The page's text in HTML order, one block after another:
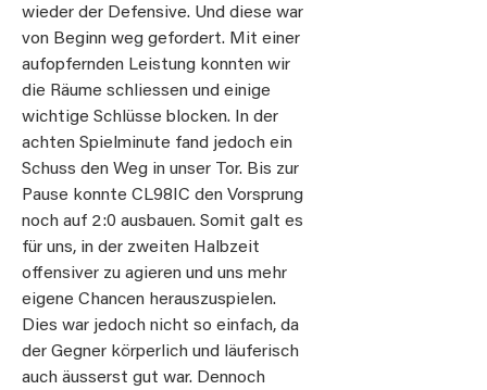
wieder der Defensive. Und diese war
von Beginn weg gefordert. Mit einer
aufopfernden Leistung konnten wir
die Räume schliessen und einige
wichtige Schlüsse blocken. In der
achten Spielminute fand jedoch ein
Schuss den Weg in unser Tor. Bis zur
Pause konnte CL98IC den Vorsprung
noch auf 2:0 ausbauen. Somit galt es
für uns, in der zweiten Halbzeit
offensiver zu agieren und uns mehr
eigene Chancen herauszuspielen.
Dies war jedoch nicht so einfach, da
der Gegner körperlich und läuferisch
auch äusserst gut war. Dennoch